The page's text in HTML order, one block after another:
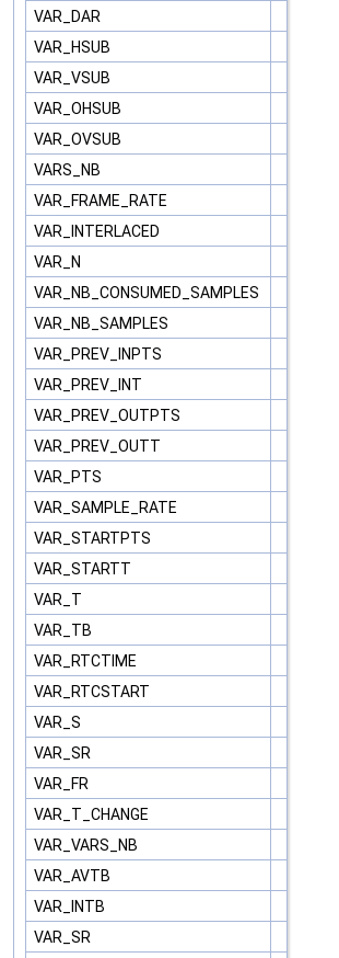
VAR_DAR
VAR_HSUB
VAR_VSUB
VAR_OHSUB
VAR_OVSUB
VARS_NB
VAR_FRAME_RATE
VAR_INTERLACED
VAR_N
VAR_NB_CONSUMED_SAMPLES
VAR_NB_SAMPLES
VAR_PREV_INPTS
VAR_PREV_INT
VAR_PREV_OUTPTS
VAR_PREV_OUTT
VAR_PTS
VAR_SAMPLE_RATE
VAR_STARTPTS
VAR_STARTT
VAR_T
VAR_TB
VAR_RTCTIME
VAR_RTCSTART
VAR_S
VAR_SR
VAR_FR
VAR_T_CHANGE
VAR_VARS_NB
VAR_AVTB
VAR_INTB
VAR_SR